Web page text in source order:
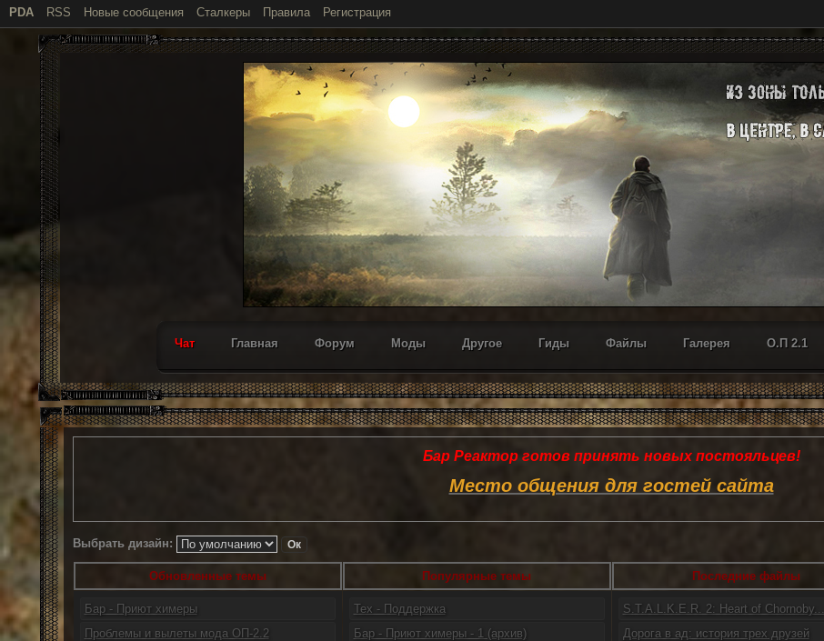
PDA RSS Новые сообщения Сталкеры Правила Регистрация
Чат Главная Форум Моды Другое Гиды Файлы Галерея О.П 2.1
Бар Реактор готов принять новых постояльцев!
Место общения для гостей сайта
Выбрать дизайн:
Обновленные темы Популярные темы Последние файлы
Бар - Приют химеры
Проблемы и вылеты мода ОП-2.2
Тех - Поддержка
Бар - Приют химеры - 1 (архив)
S.T.A.L.K.E.R. 2: Heart of Chornoby...
Дорога в ад: история трех друзей